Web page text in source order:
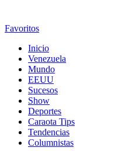
Favoritos
Inicio
Venezuela
Mundo
EEUU
Sucesos
Show
Deportes
Caraota Tips
Tendencias
Columnistas